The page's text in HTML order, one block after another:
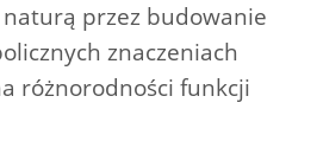
przez budowanie
znaczeniach
różnorodności funkcji